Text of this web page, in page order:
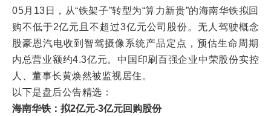
05月13日，从“铁架子”转型为“算力新贵”的海南华铁拟回
购不低于2亿元且不超过3亿元公司股份。无人驾驶概念
股豪恩汽电收到智驾摄像系统产品定点，预估生命周期
内总营业额约4.3亿元。中国印刷百强企业中荣股份实控
人、董事长黄焕然被监视居住。
以下是盘后公告精选：
海南华铁：拟2亿元-3亿元回购股份